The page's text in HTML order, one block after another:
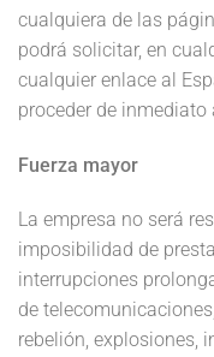
cualquiera de las
podrá solicitar, en
cualquier enlace al
proceder de
Fuerza mayor
La empresa no será
imposibilidad de
interrupciones
de
rebelión, explosiones,